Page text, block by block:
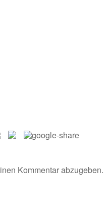
Kommentar abzugeben.